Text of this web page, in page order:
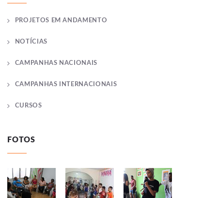
PROJETOS EM ANDAMENTO
NOTÍCIAS
CAMPANHAS NACIONAIS
CAMPANHAS INTERNACIONAIS
CURSOS
FOTOS